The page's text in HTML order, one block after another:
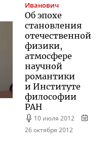
Иванович
Об эпохе
становления
отечественной
физики,
атмосфере
научной
романтики
и Институте
философии
РАН
10 июля 2012
26 октября 2012